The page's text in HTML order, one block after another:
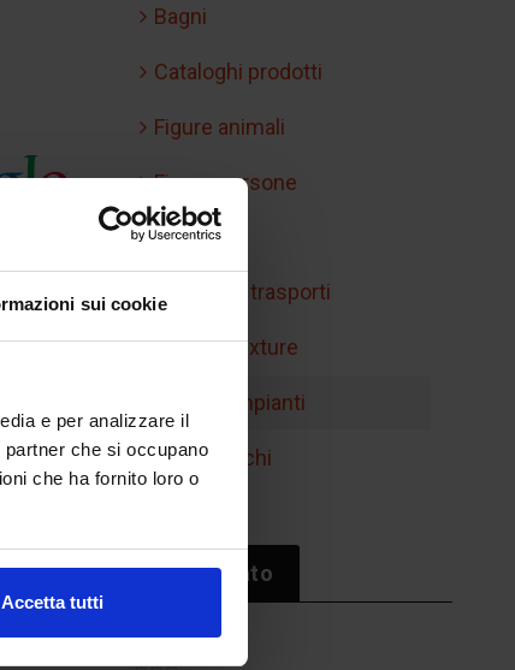
sui cookie
e per analizzare il
che si occupano
che ha fornito loro o
Accetta tutti
Bagni
Cataloghi prodotti
Figure animali
Figure persone
Handicap
Mobilità e trasporti
Retini e texture
Simboli impianti
Sport/giochi
Il più cliccato